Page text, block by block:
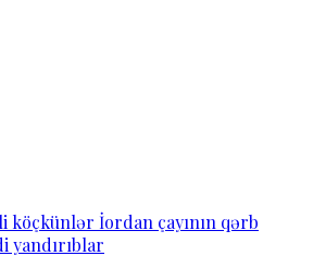
köçkünlər İordan çayının qərb
yandırıblar